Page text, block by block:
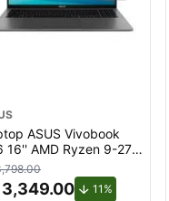
ASUS Vivobook
16'' AMD Ryzen 9-270
512GB SSD
11%